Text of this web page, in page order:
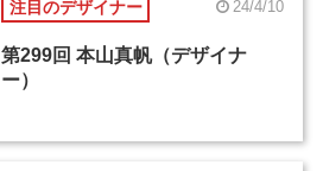
注目のデザイナー 24/4/10
第299回 本山真帆（デザイナ
ー）